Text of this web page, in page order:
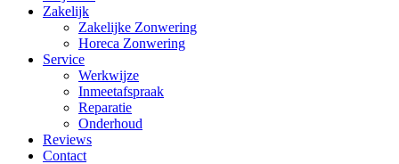
Zakelijk
Zakelijke Zonwering
Horeca Zonwering
Service
Werkwijze
Inmeetafspraak
Reparatie
Onderhoud
Reviews
Contact